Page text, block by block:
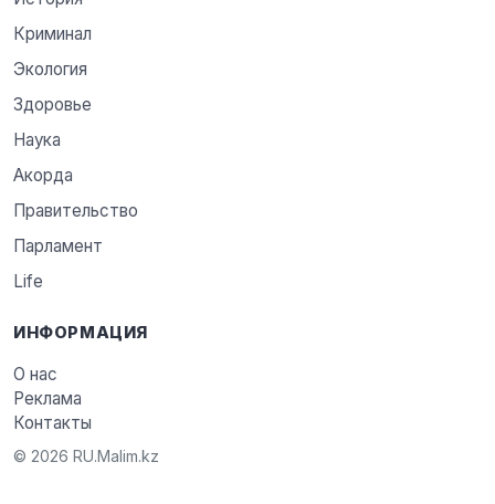
Криминал
Экология
Здоровье
Наука
Акорда
Правительство
Парламент
Life
ИНФОРМАЦИЯ
О нас
Реклама
Контакты
© 2026 RU.Malim.kz